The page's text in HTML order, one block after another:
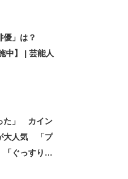
優」は？
中】 | 芸能人
た」 カイン
大人気 「プ
「ぐっすり眠